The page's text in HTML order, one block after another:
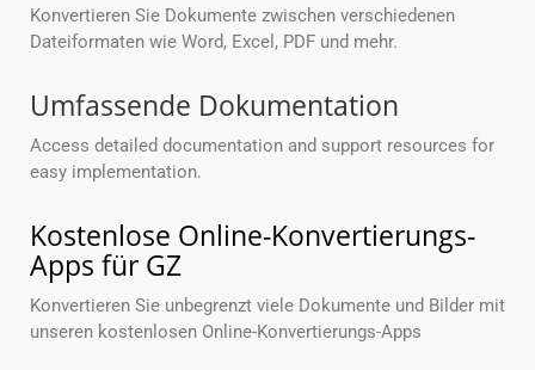
Konvertieren Sie Dokumente zwischen verschiedenen
Dateiformaten wie Word, Excel, PDF und mehr.
Umfassende Dokumentation
Access detailed documentation and support resources for
easy implementation.
Kostenlose Online-Konvertierungs-
Apps für GZ
Konvertieren Sie unbegrenzt viele Dokumente und Bilder mit
unseren kostenlosen Online-Konvertierungs-Apps